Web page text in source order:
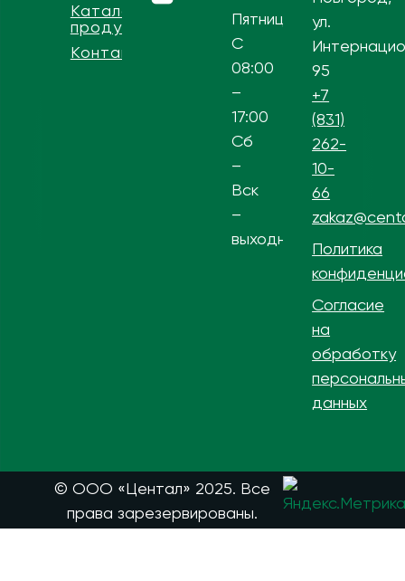
Каталог
продукции
Контакты
Пятница
С
08:00
–
17:00
Сб
–
Вск
–
выходной
ул.
95
+7
(831)
262-
10-
66
Политика
Согласие
на
обработку
данных
© ООО «Центал» 2025. Все
права зарезервированы.